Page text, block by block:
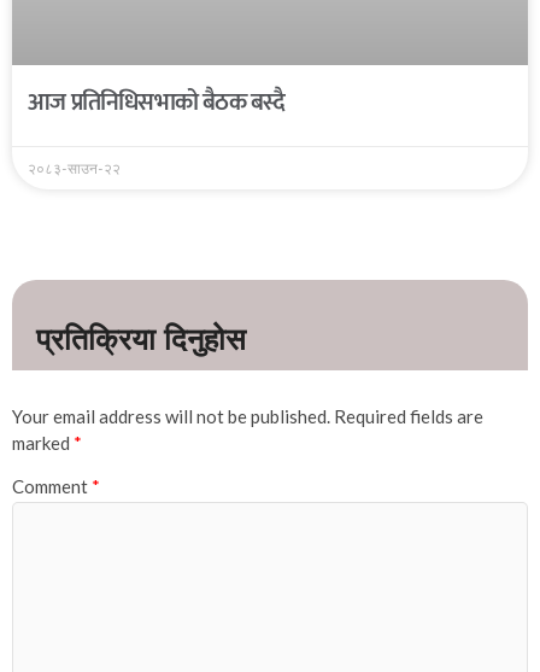
आज प्रतिनिधिसभाको बैठक बस्दै
२०८३-साउन-२२
Your email address will not be published. Required fields are
marked *
Comment *